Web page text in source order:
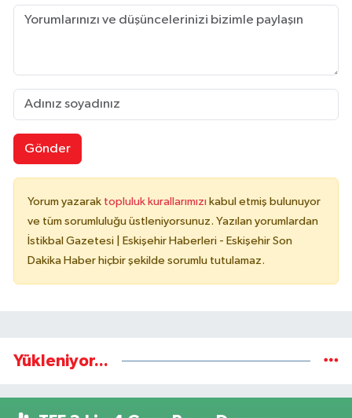
Gönder
Yorum yazarak topluluk kurallarımızı kabul etmiş bulunuyor
ve tüm sorumluluğu üstleniyorsunuz. Yazılan yorumlardan
İstikbal Gazetesi | Eskişehir Haberleri - Eskişehir Son
Dakika Haber hiçbir şekilde sorumlu tutulamaz.
Yükleniyor...